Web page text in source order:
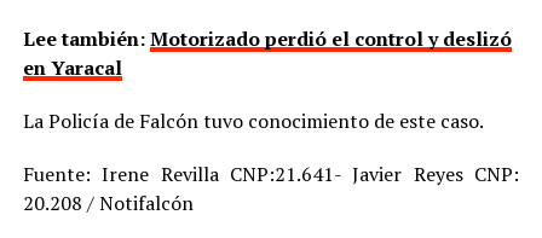
Lee también:Motorizado perdió el control y deslizó
en Yaracal
La Policía de Falcón tuvo conocimiento de este caso.
Fuente: Irene Revilla CNP:21.641- Javier Reyes CNP:
20.208 / Notifalcón